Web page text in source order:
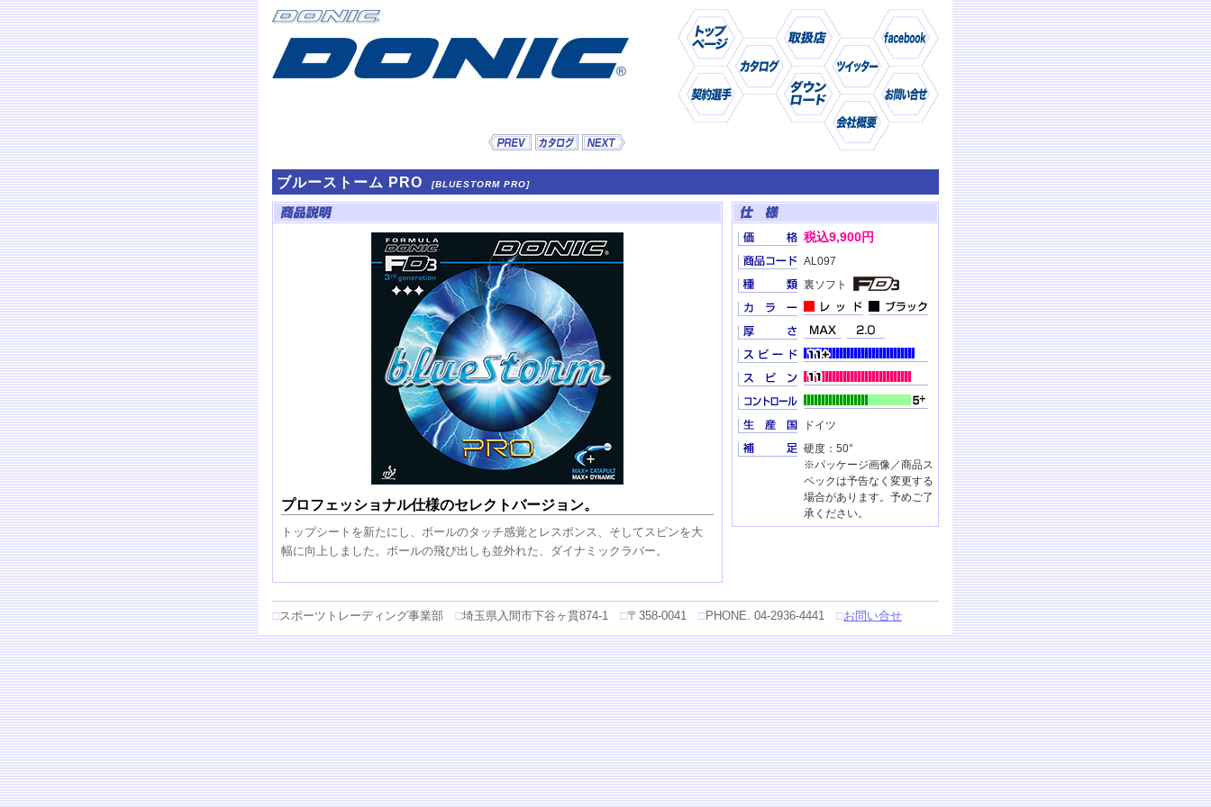
ブルーストーム PRO [BLUESTORM PRO]
商品
プロフェッショナル仕様のセレクトバージョン。
トップシートを新たにし、ボールのタッチ感覚とレスポンス、そしてスピンを大
幅に向上しました。ボールの飛び出しも並外れた、ダイナミックラバー。
仕様
税込9,900円
AL097
裏ソフト
ドイツ
硬度：50°
※パッケージ画像／商品ス
ペックは予告なく変更する
場合があります。予めご了
承ください。
□スポーツトレーディング事業部 □埼玉県入間市下谷ヶ貫874-1 □〒358-0041 □PHONE. 04-2936-4441 □お問い合せ